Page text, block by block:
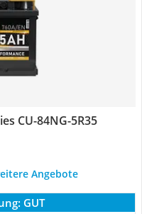
CU-84NG-5R35
Angebote
GUT